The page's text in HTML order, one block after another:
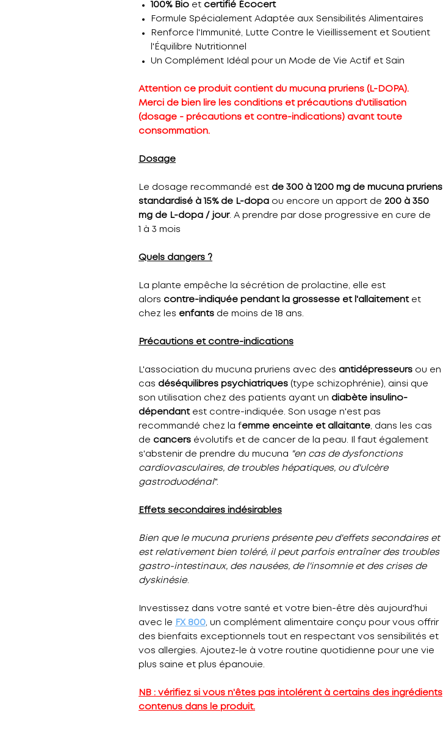
100% Bio et certifié Écocert
Formule Spécialement Adaptée aux Sensibilités Alimentaires
Renforce l'Immunité, Lutte Contre le Vieillissement et Soutient
l'Équilibre Nutritionnel
Un Complément Idéal pour un Mode de Vie Actif et Sain
Attention ce produit contient du mucuna pruriens (L-DOPA).
Merci de bien lire les conditions et précautions d'utilisation
(dosage - précautions et contre-indications) avant toute
consommation.
Dosage
Le dosage recommandé est de 300 à 1200 mg de mucuna pruriens
standardisé à 15% de L-dopa ou encore un apport de 200 à 350
mg de L-dopa / jour. A prendre par dose progressive en cure de
1 à 3 mois
Quels dangers ?
La plante empêche la sécrétion de prolactine, elle est
alors contre-indiquée pendant la grossesse et l'allaitement et
chez les enfants de moins de 18 ans.
Précautions et contre-indications
L'association du mucuna pruriens avec des antidépresseurs ou en
cas déséquilibres psychiatriques (type schizophrénie), ainsi que
son utilisation chez des patients ayant un diabète insulino-
dépendantest contre-indiquée. Son usage n'est pas
recommandé chez la femme enceinte et allaitante, dans les cas
de cancers évolutifs et de cancer de la peau. Il faut également
s'abstenir de prendre du mucuna "en cas de dysfonctions
cardiovasculaires, de troubles hépatiques, ou d'ulcère
gastroduodénal".
Effets secondaires indésirables
Bien que le mucuna pruriens présente peu d'effets secondaires et
est relativement bien toléré, il peut parfois entraîner des troubles
gastro-intestinaux, des nausées, de l'insomnie et des crises de
dyskinésie.
Investissez dans votre santé et votre bien-être dès aujourd'hui
avec le FX 800, un complément alimentaire conçu pour vous offrir
des bienfaits exceptionnels tout en respectant vos sensibilités et
vos allergies. Ajoutez-le à votre routine quotidienne pour une vie
plus saine et plus épanouie.
NB : vérifiez si vous n'êtes pas intolérent à certains des ingrédients
contenus dans le produit.